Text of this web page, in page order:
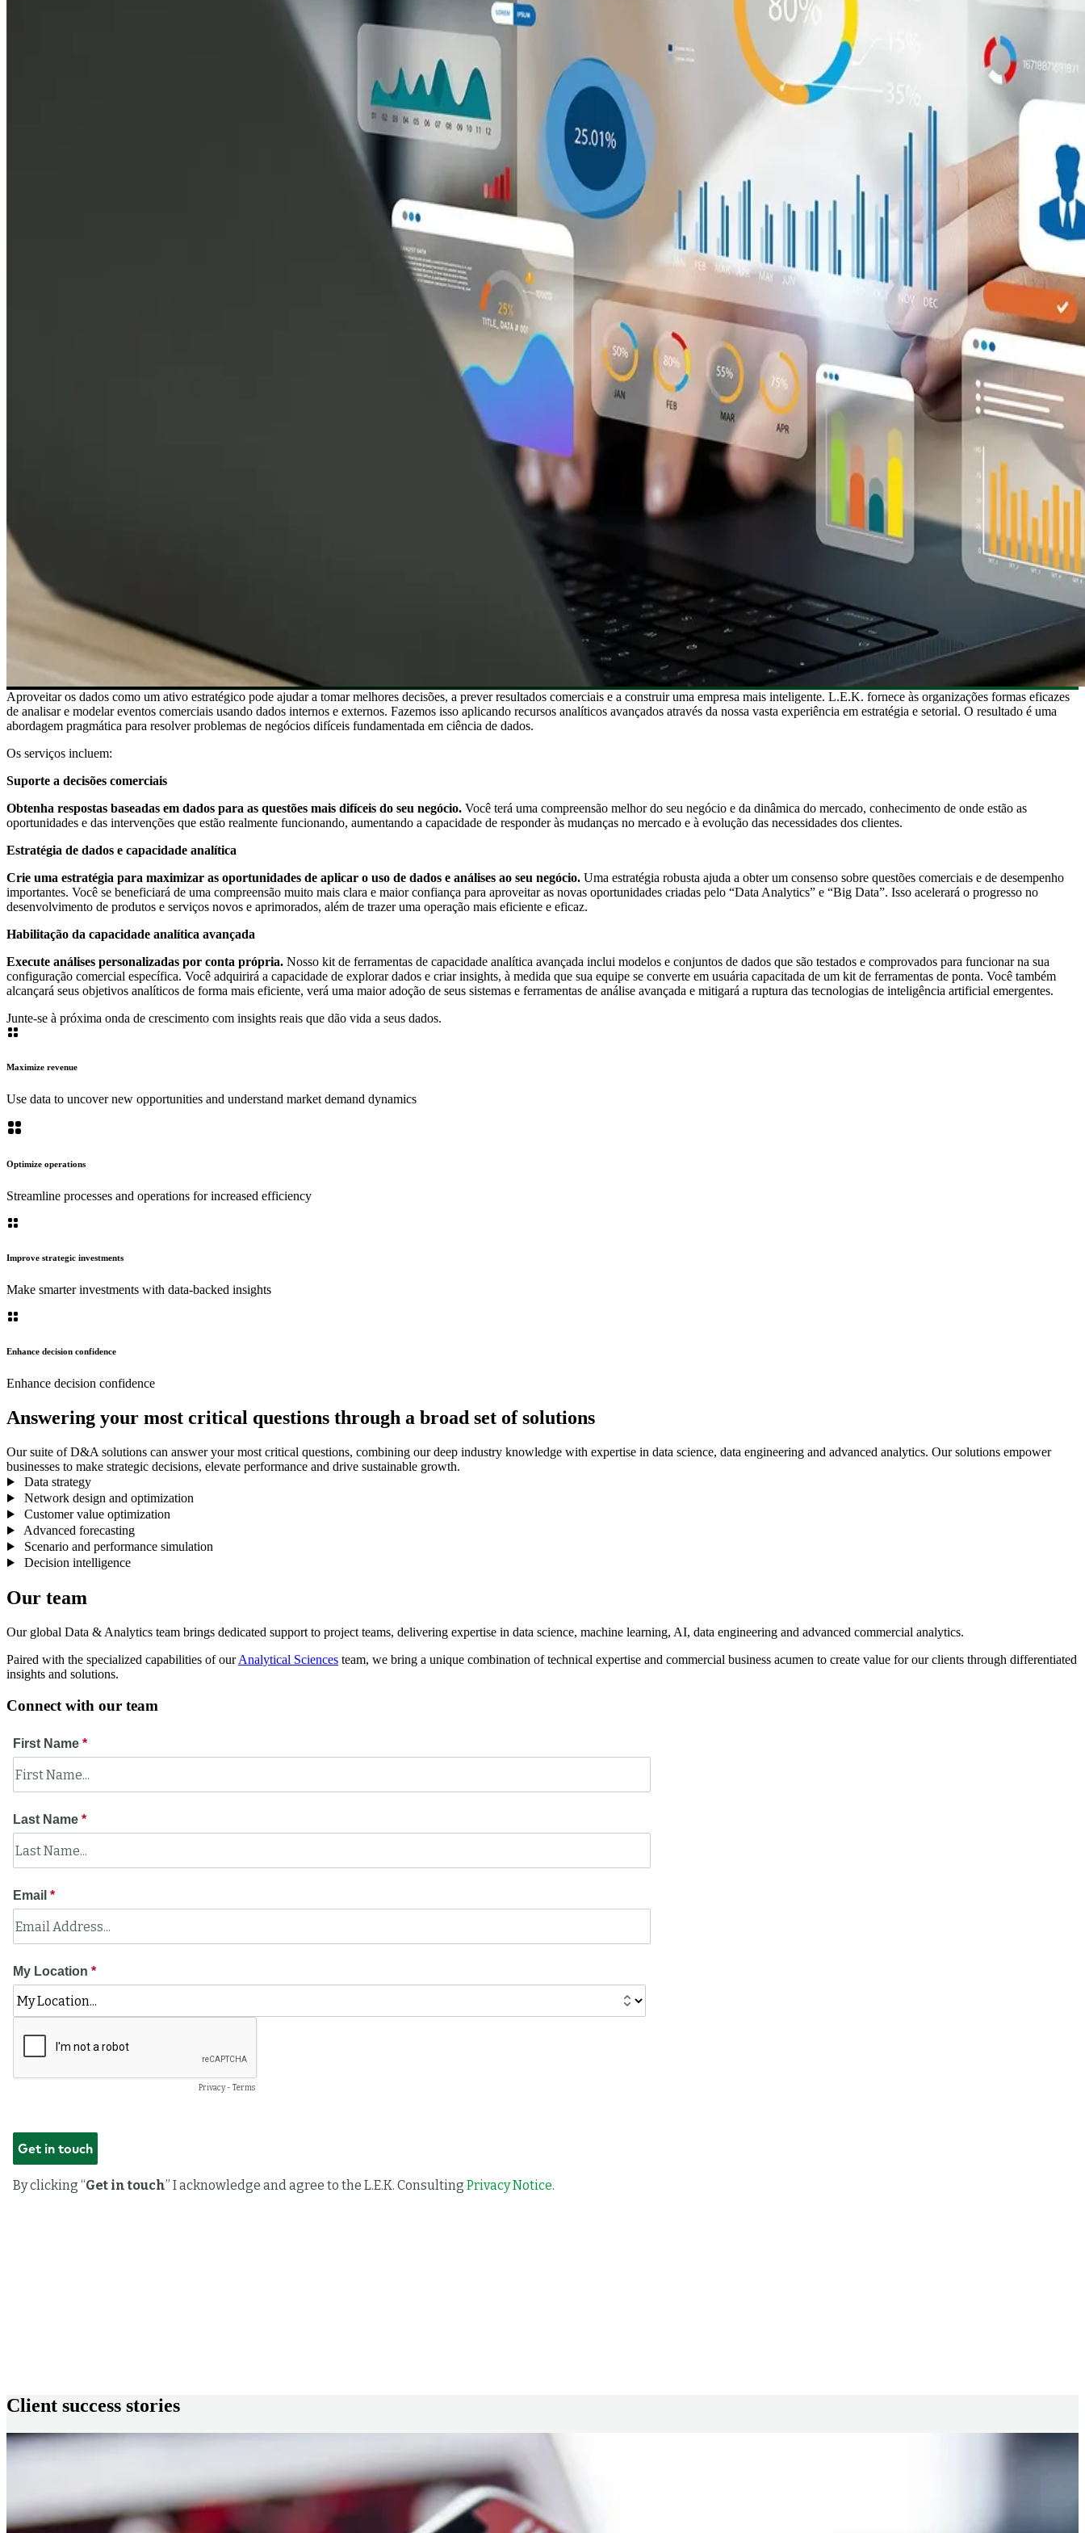
Aproveitar os dados como um ativo estratégico pode ajudar a tomar melhores decisões, a prever resultados comerciais e a construir uma empresa mais inteligente. L.E.K. fornece às organizações formas eficazes
de analisar e modelar eventos comerciais usando dados internos e externos. Fazemos isso aplicando recursos analíticos avançados através da nossa vasta experiência em estratégia e setorial. O resultado é uma
abordagem pragmática para resolver problemas de negócios difíceis fundamentada em ciência de dados.
Os serviços incluem:
Suporte a decisões comerciais
Obtenha respostas baseadas em dados para as questões mais difíceis do seu negócio. Você terá uma compreensão melhor do seu negócio e da dinâmica do mercado, conhecimento de onde estão as
oportunidades e das intervenções que estão realmente funcionando, aumentando a capacidade de responder às mudanças no mercado e à evolução das necessidades dos clientes.
Estratégia de dados e capacidade analítica
Crie uma estratégia para maximizar as oportunidades de aplicar o uso de dados e análises ao seu negócio. Uma estratégia robusta ajuda a obter um consenso sobre questões comerciais e de desempenho
importantes. Você se beneficiará de uma compreensão muito mais clara e maior confiança para aproveitar as novas oportunidades criadas pelo “Data Analytics” e “Big Data”. Isso acelerará o progresso no
desenvolvimento de produtos e serviços novos e aprimorados, além de trazer uma operação mais eficiente e eficaz.
Habilitação da capacidade analítica avançada
Execute análises personalizadas por conta própria. Nosso kit de ferramentas de capacidade analítica avançada inclui modelos e conjuntos de dados que são testados e comprovados para funcionar na sua
configuração comercial específica. Você adquirirá a capacidade de explorar dados e criar insights, à medida que sua equipe se converte em usuária capacitada de um kit de ferramentas de ponta. Você também
alcançará seus objetivos analíticos de forma mais eficiente, verá uma maior adoção de seus sistemas e ferramentas de análise avançada e mitigará a ruptura das tecnologias de inteligência artificial emergentes.
Junte-se à próxima onda de crescimento com insights reais que dão vida a seus dados.
Maximize revenue
Use data to uncover new opportunities and understand market demand dynamics
Optimize operations
Streamline processes and operations for increased efficiency
Improve strategic investments
Make smarter investments with data-backed insights
Enhance decision confidence
Enhance decision confidence
Answering your most critical questions through a broad set of solutions
Our suite of D&A solutions can answer your most critical questions, combining our deep industry knowledge with expertise in data science, data engineering and advanced analytics. Our solutions empower
businesses to make strategic decisions, elevate performance and drive sustainable growth.
Data strategy
Network design and optimization
Customer value optimization
Advanced forecasting
Scenario and performance simulation
Decision intelligence
Our team
Our global Data & Analytics team brings dedicated support to project teams, delivering expertise in data science, machine learning, AI, data engineering and advanced commercial analytics.
Paired with the specialized capabilities of ourAnalytical Sciences team, we bring a unique combination of technical expertise and commercial business acumen to create value for our clients through differentiated
insights and solutions.
Connect with our team
Client success stories